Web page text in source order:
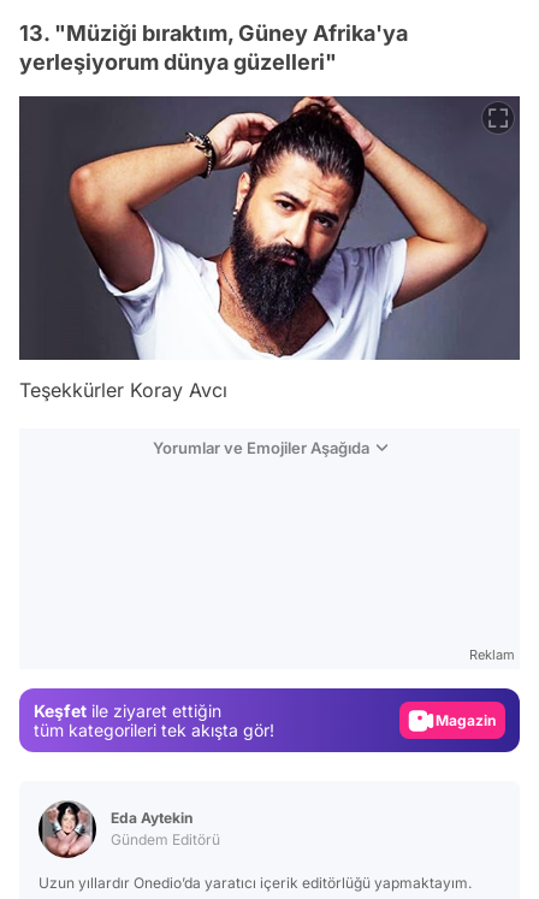
13. "Müziği bıraktım, Güney Afrika'ya
yerleşiyorum dünya güzelleri"
Teşekkürler Koray Avcı
Yorumlar ve Emojiler Aşağıda
Reklam
Keşfet ile ziyaret ettiğin
tüm kategorileri tek akışta gör!
Video
Eda Aytekin
Gündem Editörü
Uzun yıllardır Onedio’da yaratıcı içerik editörlüğü yapmaktayım.